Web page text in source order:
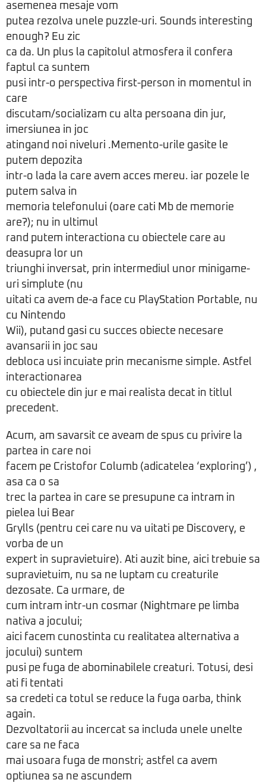
asemenea mesaje vom
putea rezolva unele puzzle-uri. Sounds interesting
enough? Eu zic
ca da. Un plus la capitolul atmosfera il confera
faptul ca suntem
pusi intr-o perspectiva first-person in momentul in
care
discutam/socializam cu alta persoana din jur,
imersiunea in joc
atingand noi niveluri .Memento-urile gasite le
putem depozita
intr-o lada la care avem acces mereu. iar pozele le
putem salva in
memoria telefonului (oare cati Mb de memorie
are?); nu in ultimul
rand putem interactiona cu obiectele care au
deasupra lor un
triunghi inversat, prin intermediul unor minigame-
uri simplute (nu
uitati ca avem de-a face cu PlayStation Portable, nu
cu Nintendo
Wii), putand gasi cu succes obiecte necesare
avansarii in joc sau
debloca usi incuiate prin mecanisme simple. Astfel
interactionarea
cu obiectele din jur e mai realista decat in titlul
precedent.
Acum, am savarsit ce aveam de spus cu privire la
partea in care noi
facem pe Cristofor Columb (adicatelea ‘exploring’) ,
asa ca o sa
trec la partea in care se presupune ca intram in
pielea lui Bear
Grylls (pentru cei care nu va uitati pe Discovery, e
vorba de un
expert in supravietuire). Ati auzit bine, aici trebuie sa
supravietuim, nu sa ne luptam cu creaturile
dezosate. Ca urmare, de
cum intram intr-un cosmar (Nightmare pe limba
nativa a jocului;
aici facem cunostinta cu realitatea alternativa a
jocului) suntem
pusi pe fuga de abominabilele creaturi. Totusi, desi
ati fi tentati
sa credeti ca totul se reduce la fuga oarba, think
again.
Dezvoltatorii au incercat sa includa unele unelte
care sa ne faca
mai usoara fuga de monstri; astfel ca avem
optiunea sa ne ascundem